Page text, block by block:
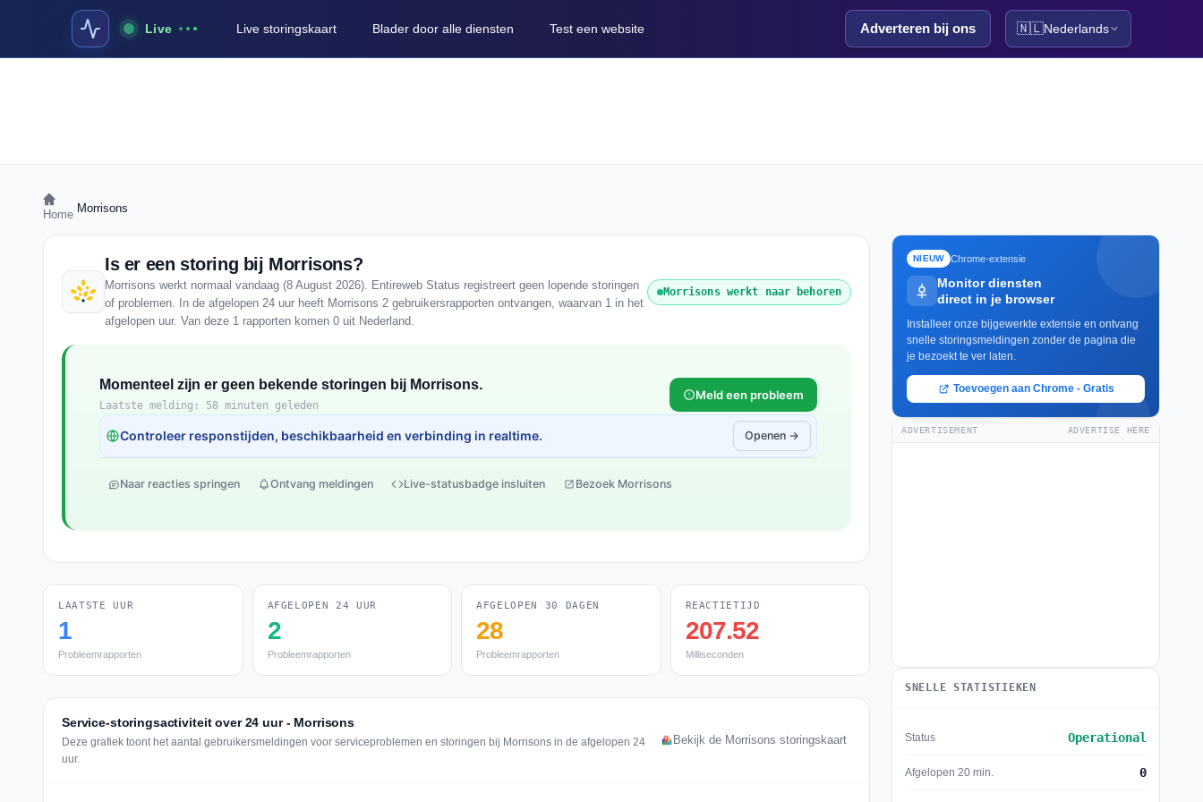
Live Live storingskaart Blader door alle diensten Test een website Adverteren bij ons 🇳🇱Nederlands
Home Morrisons
Is er een storing bij Morrisons?
Morrisons werkt normaal vandaag (8 August 2026). Entireweb Status registreert geen lopende storingen
of problemen. In de afgelopen 24 uur heeft Morrisons 2 gebruikersrapporten ontvangen, waarvan 1 in het
afgelopen uur. Van deze 1 rapporten komen 0 uit Nederland.
Morrisons werkt naar behoren
Momenteel zijn er geen bekende storingen bij Morrisons.
Laatste melding: 58 minuten geleden
Meld een probleem
Controleer responstijden, beschikbaarheid en verbinding in realtime. Openen →
Naar reacties springen Ontvang meldingen Live-statusbadge insluiten Bezoek Morrisons
LAATSTE UUR
1
Probleemrapporten
AFGELOPEN 24 UUR
2
Probleemrapporten
AFGELOPEN 30 DAGEN
28
Probleemrapporten
REACTIETIJD
207.52
Milliseconden
Service-storingsactiviteit over 24 uur - Morrisons
Deze grafiek toont het aantal gebruikersmeldingen voor serviceproblemen en storingen bij Morrisons in de afgelopen 24
uur.
Bekijk de Morrisons storingskaart
NIEUW Chrome-extensie
Monitor diensten
direct in je browser
Installeer onze bijgewerkte extensie en ontvang
snelle storingsmeldingen zonder de pagina die
je bezoekt te ver laten.
Toevoegen aan Chrome - Gratis
ADVERTISEMENT ADVERTISE HERE
SNELLE STATISTIEKEN
Status Operational
Afgelopen 20 min. 0